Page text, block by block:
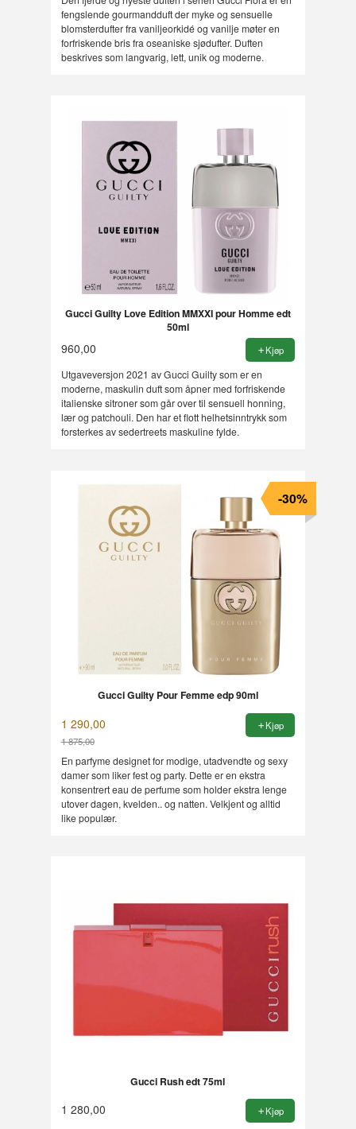
fengslende gourmandduft der myke og sensuelle
blomsterdufter fra vaniljeorkidé og vanilje møter en
forfriskende bris fra oseaniske sjødufter. Duften
beskrives som langvarig, lett, unik og moderne.
Gucci Guilty Love Edition MMXXI pour Homme edt
50ml
960,00 Kjøp
Utgaveversjon 2021 av Gucci Guilty som er en
moderne, maskulin duft som åpner med forfriskende
italienske sitroner som går over til sensuell honning,
lær og patchouli. Den har et flott helhetsinntrykk som
forsterkes av sedertreets maskuline fylde.
Gucci Guilty Pour Femme edp 90ml
1 290,00
1 875,00
Rabatt
-30%
Kjøp
En parfyme designet for modige, utadvendte og sexy
damer som liker fest og party. Dette er en ekstra
konsentrert eau de perfume som holder ekstra lenge
utover dagen, kvelden.. og natten. Velkjent og alltid
like populær.
Gucci Rush edt 75ml
1 280,00 Kjøp